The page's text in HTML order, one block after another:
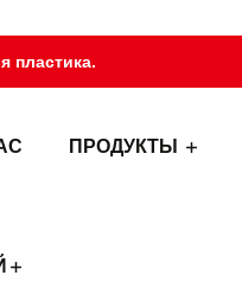
пластика.
ПРОДУКТЫ